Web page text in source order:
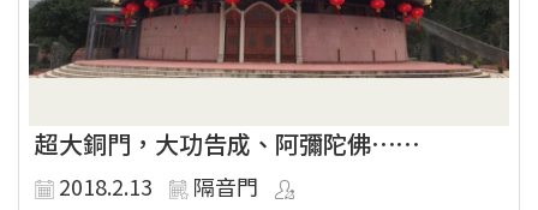
超大銅門，大功告成、阿彌陀佛⋯⋯
2018.2.13
隔音門